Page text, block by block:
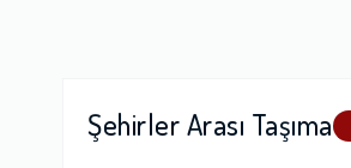
Şehirler Arası Taşıma